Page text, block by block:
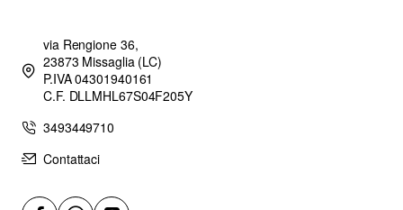
via Rengione 36,
23873 Missaglia (LC)
P.IVA 04301940161
C.F. DLLMHL67S04F205Y
3493449710
Contattaci